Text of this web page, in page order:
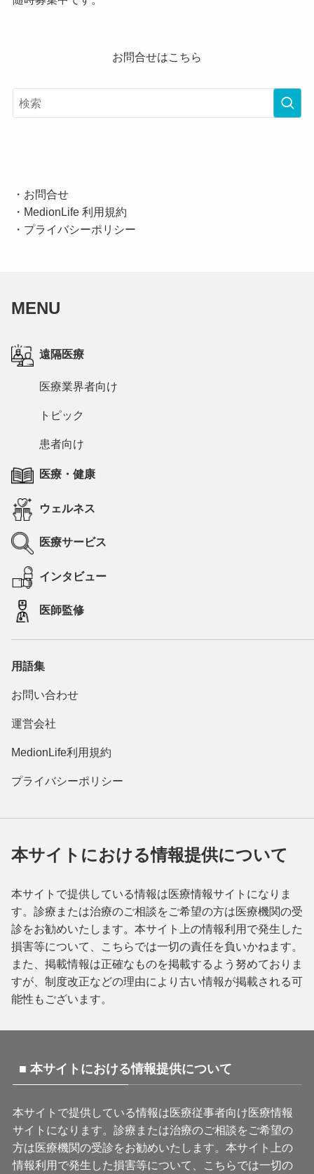
お問合せはこちら
・ お問合せ
・ MedionLife 利用規約
・ プライバシーポリシー
MENU
遠隔医療
医療業界者向け
トピック
患者向け
医療・健康
ウェルネス
医療サービス
インタビュー
医師監修
用語集
お問い合わせ
運営会社
MedionLife利用規約
プライバシーポリシー
本サイトにおける情報提供について
本サイトで提供している情報は医療情報サイトになりま
す。診療または治療のご相談をご希望の方は医療機関の受
診をお勧めいたします。本サイト上の情報利用で発生した
損害等について、こちらでは一切の責任を負いかねます。
また、掲載情報は正確なものを掲載するよう努めておりま
すが、制度改正などの理由により古い情報が掲載される可
能性もございます。
■ 本サイトにおける情報提供について
本サイトで提供している情報は医療従事者向け医療情報
サイトになります。診療または治療のご相談をご希望の
方は医療機関の受診をお勧めいたします。本サイト上の
情報利用で発生した損害等について、こちらでは一切の